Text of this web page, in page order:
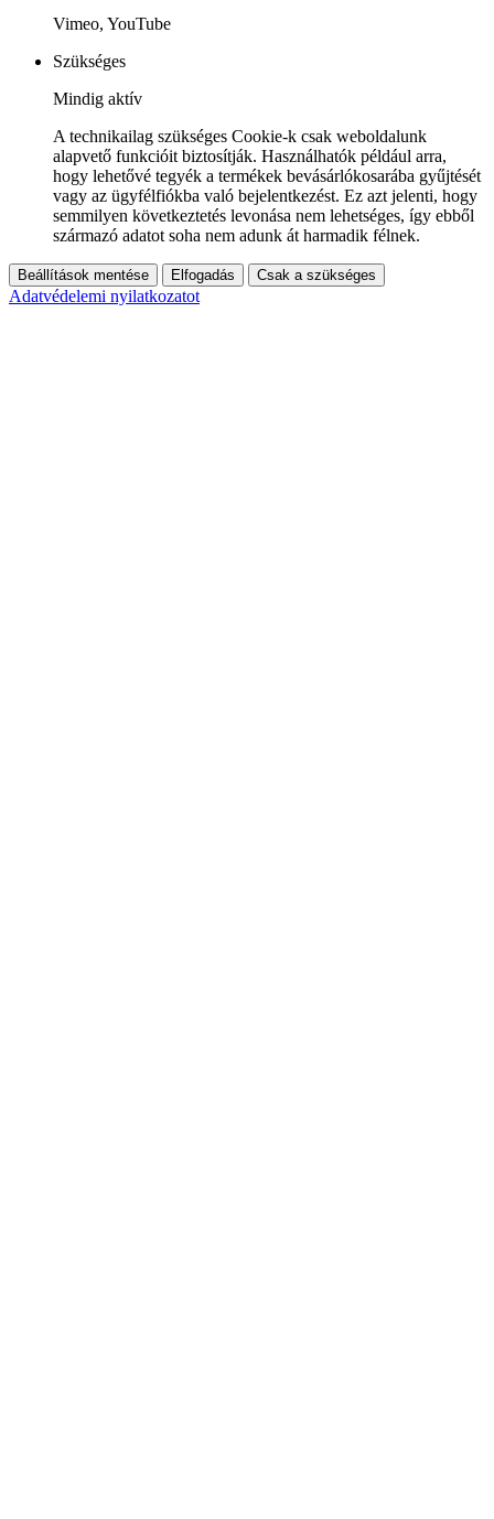
Vimeo, YouTube
Szükséges
Mindig aktív
A technikailag szükséges Cookie-k csak weboldalunk
alapvető funkcióit biztosítják. Használhatók például arra,
hogy lehetővé tegyék a termékek bevásárlókosarába gyűjtését
vagy az ügyfélfiókba való bejelentkezést. Ez azt jelenti, hogy
semmilyen következtetés levonása nem lehetséges, így ebből
származó adatot soha nem adunk át harmadik félnek.
Beállítások mentése Elfogadás Csak a szükséges
Adatvédelemi nyilatkozatot